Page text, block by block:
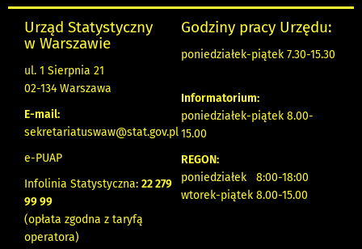
Urząd Statystyczny
w Warszawie
ul. 1 Sierpnia 21
02-134 Warszawa
E-mail:
sekretariatuswaw@stat.gov.pl
e-PUAP
Infolinia Statystyczna: 22 279
99 99
(opłata zgodna z taryfą
operatora)
Godziny pracy Urzędu:
poniedziałek-piątek 7.30-15.30
Informatorium:
poniedziałek-piątek 8.00-
15.00
REGON:
poniedziałek 8:00-18:00
wtorek-piątek 8.00-15.00